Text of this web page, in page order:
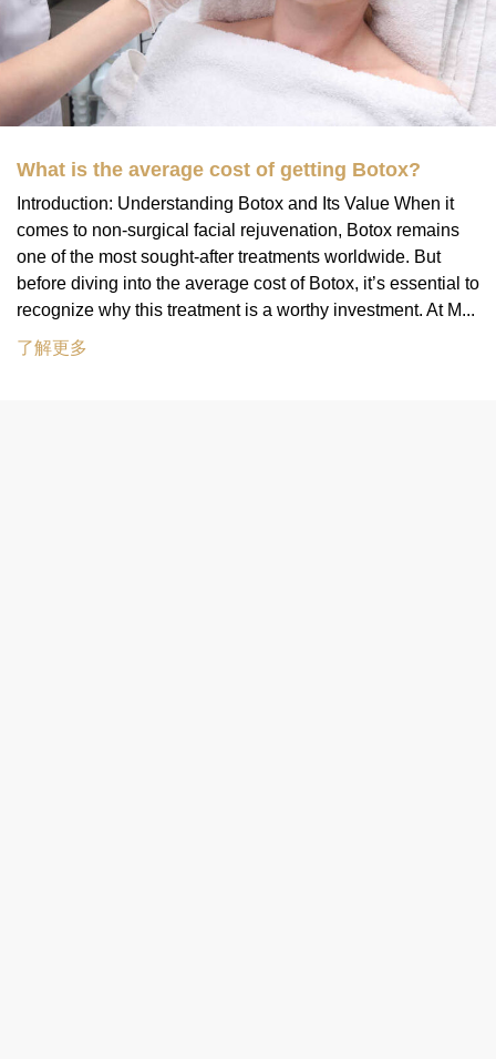
What is the average cost of getting Botox?
Introduction: Understanding Botox and Its Value When it
comes to non-surgical facial rejuvenation, Botox remains
one of the most sought-after treatments worldwide. But
before diving into the average cost of Botox, it’s essential to
recognize why this treatment is a worthy investment. At M...
了解更多